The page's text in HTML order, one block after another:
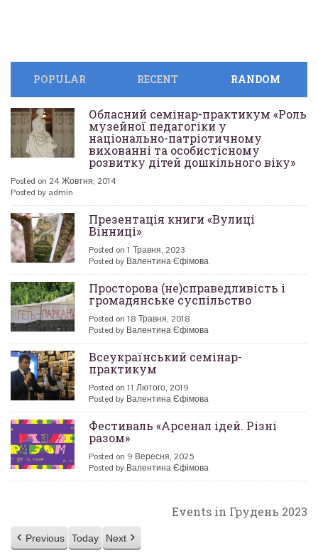
POPULAR RECENT RANDOM
Обласний семінар-практикум «Роль
музейної педагогіки у
національно-патріотичному
вихованні та особистісному
розвитку дітей дошкільного віку»
Posted on 24 Жовтня, 2014
Posted by admin
Презентація книги «Вулиці
Вінниці»
Posted on 1 Травня, 2023
Posted by Валентина Єфімова
Просторова (не)справедливість і
громадянське суспільство
Posted on 18 Травня, 2018
Posted by Валентина Єфімова
Всеукраїнський семінар-
практикум
Posted on 11 Лютого, 2019
Posted by Валентина Єфімова
Фестиваль «Арсенал ідей. Різні
разом»
Posted on 9 Вересня, 2025
Posted by Валентина Єфімова
Events in Грудень 2023
Previous Today Next